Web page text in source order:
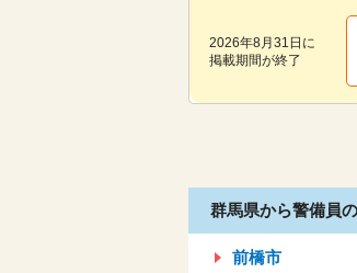
2026年8月31日 に
掲載期間が終了
群馬県から警備員
前橋市